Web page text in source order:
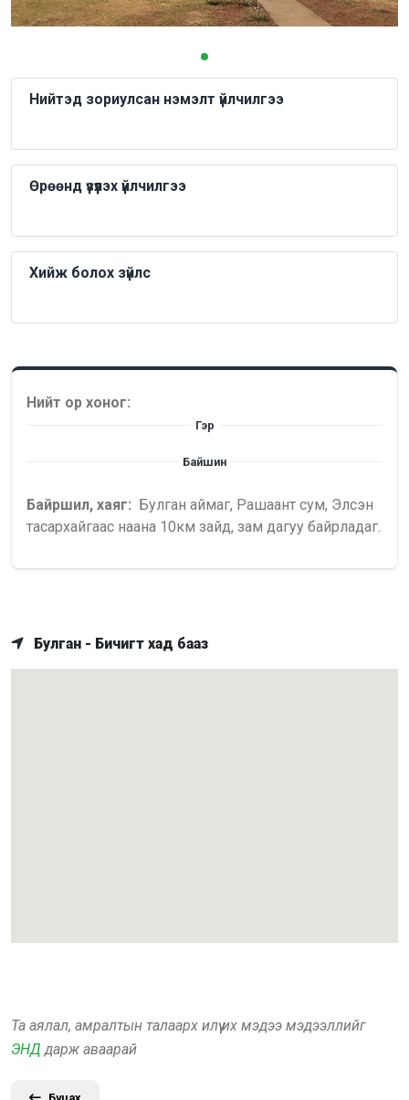
Нийтэд зориулсан нэмэлт үйлчилгээ
Өрөөнд үзүүлэх үйлчилгээ
Хийж болох зүйлс
Нийт ор хоног:
Гэр
Байшин
Байршил, хаяг: Булган аймаг, Рашаант сум, Элсэн
тасархайгаас наана 10км зайд, зам дагуу байрладаг.
Булган - Бичигт хад бааз
Та аялал, амралтын талаарх илүү их мэдээ мэдээллийг
ЭНД дарж аваарай
Буцах